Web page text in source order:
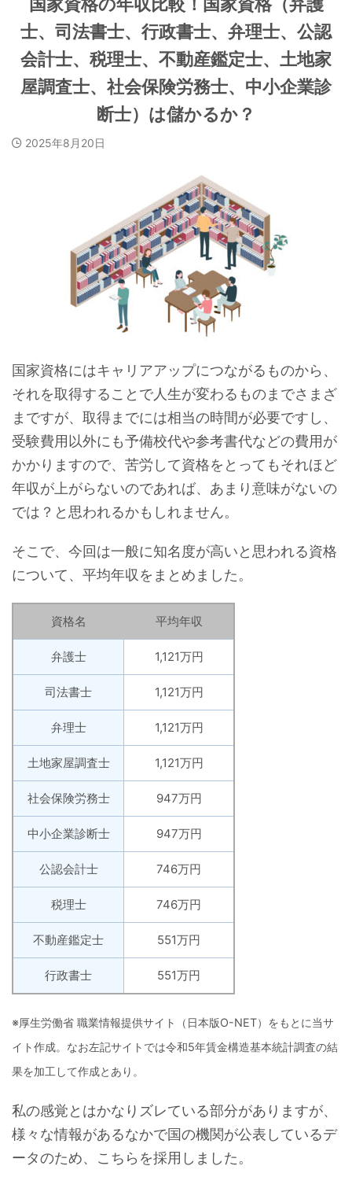
士、司法書士、行政書士、弁理士、公認
会計士、税理士、不動産鑑定士、土地家
屋調査士、社会保険労務士、中小企業診
断士）は儲かるか？
2025年8月20日
国家資格にはキャリアアップにつながるものから、
それを取得することで人生が変わるものまでさまざ
まですが、取得までには相当の時間が必要ですし、
受験費用以外にも予備校代や参考書代などの費用が
かかりますので、苦労して資格をとってもそれほど
年収が上がらないのであれば、あまり意味がないの
では？と思われるかもしれません。
そこで、今回は一般に知名度が高いと思われる資格
について、平均年収をまとめました。
資格名 平均年収
弁護士 1,121万円
司法書士 1,121万円
弁理士 1,121万円
土地家屋調査士 1,121万円
社会保険労務士 947万円
中小企業診断士 947万円
公認会計士 746万円
税理士 746万円
不動産鑑定士 551万円
行政書士 551万円
※厚生労働省 職業情報提供サイト（日本版O-NET）をもとに当サ
イト作成。なお左記サイトでは令和5年賃金構造基本統計調査の結
果を加工して作成とあり。
私の感覚とはかなりズレている部分がありますが、
様々な情報があるなかで国の機関が公表しているデ
ータのため、こちらを採用しました。